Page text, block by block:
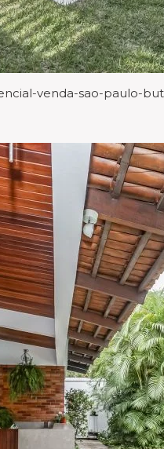
venda-sao-paulo-